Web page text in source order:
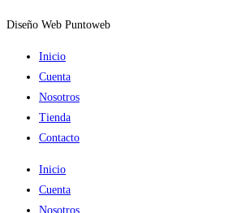
Diseño Web Puntoweb
Inicio
Cuenta
Nosotros
Tienda
Contacto
Inicio
Cuenta
Nosotros